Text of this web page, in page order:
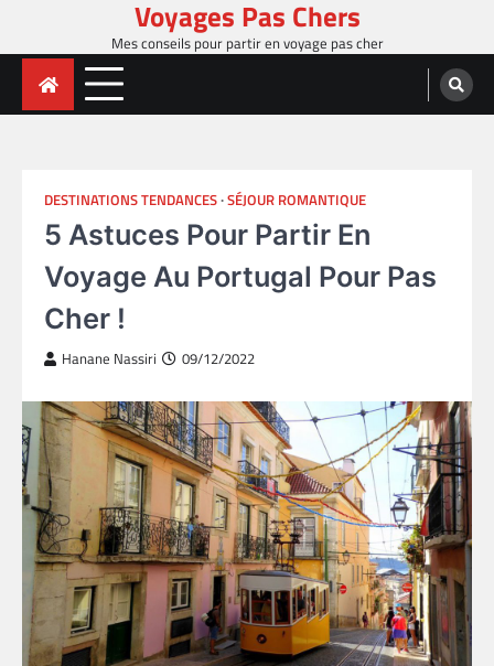
content
Voyages Pas Chers
Mes conseils pour partir en voyage pas cher
DESTINATIONS TENDANCES SÉJOUR ROMANTIQUE
5 Astuces Pour Partir En
Voyage Au Portugal Pour Pas
Cher !
Hanane Nassiri 09/12/2022